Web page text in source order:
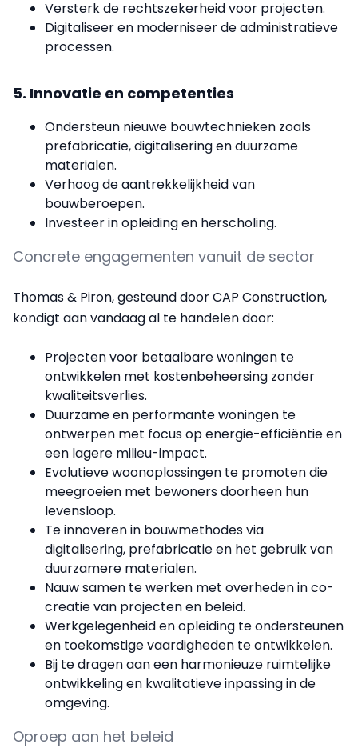
Versterk de rechtszekerheid voor projecten.
Digitaliseer en moderniseer de administratieve
processen.
5. Innovatie en competenties
Ondersteun nieuwe bouwtechnieken zoals
prefabricatie, digitalisering en duurzame
materialen.
Verhoog de aantrekkelijkheid van
bouwberoepen.
Investeer in opleiding en herscholing.
Concrete engagementen vanuit de sector
Thomas & Piron, gesteund door CAP Construction,
kondigt aan vandaag al te handelen door:
Projecten voor betaalbare woningen te
ontwikkelen met kostenbeheersing zonder
kwaliteitsverlies.
Duurzame en performante woningen te
ontwerpen met focus op energie-efficiëntie en
een lagere milieu-impact.
Evolutieve woonoplossingen te promoten die
meegroeien met bewoners doorheen hun
levensloop.
Te innoveren in bouwmethodes via
digitalisering, prefabricatie en het gebruik van
duurzamere materialen.
Nauw samen te werken met overheden in co-
creatie van projecten en beleid.
Werkgelegenheid en opleiding te ondersteunen
en toekomstige vaardigheden te ontwikkelen.
Bij te dragen aan een harmonieuze ruimtelijke
ontwikkeling en kwalitatieve inpassing in de
omgeving.
Oproep aan het beleid